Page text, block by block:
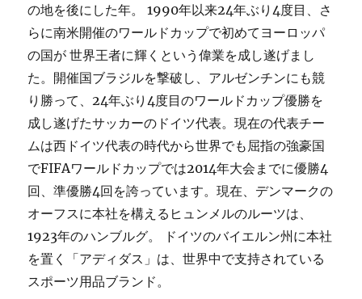
の地を後にした年。 1990年以来24年ぶり4度目、さ
らに南米開催のワールドカップで初めてヨーロッパ
の国が 世界王者に輝くという偉業を成し遂げまし
た。開催国ブラジルを撃破し、アルゼンチンにも競
り勝って、24年ぶり4度目のワールドカップ優勝を
成し遂げたサッカーのドイツ代表。現在の代表チー
ムは西ドイツ代表の時代から世界でも屈指の強豪国
でFIFAワールドカップでは2014年大会までに優勝4
回、準優勝4回を誇っています。現在、デンマークの
オーフスに本社を構えるヒュンメルのルーツは、
1923年のハンブルグ。 ドイツのバイエルン州に本社
を置く「アディダス」は、世界中で支持されている
スポーツ用品ブランド。